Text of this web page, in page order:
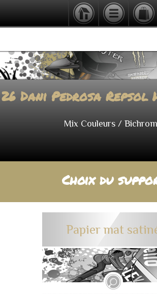
26 Dani Pedrosa Repsol
Mix Couleurs /
Choix du
Papier mat